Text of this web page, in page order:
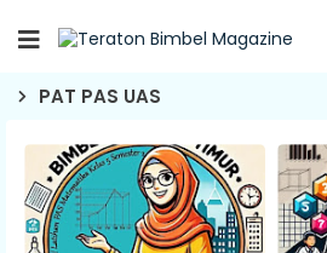
PAT PAS UAS